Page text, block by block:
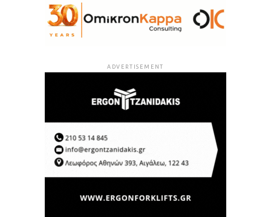
ADVERTISEMENT